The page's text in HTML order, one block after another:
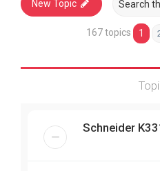
New Topic
167 topics 1
Schneider